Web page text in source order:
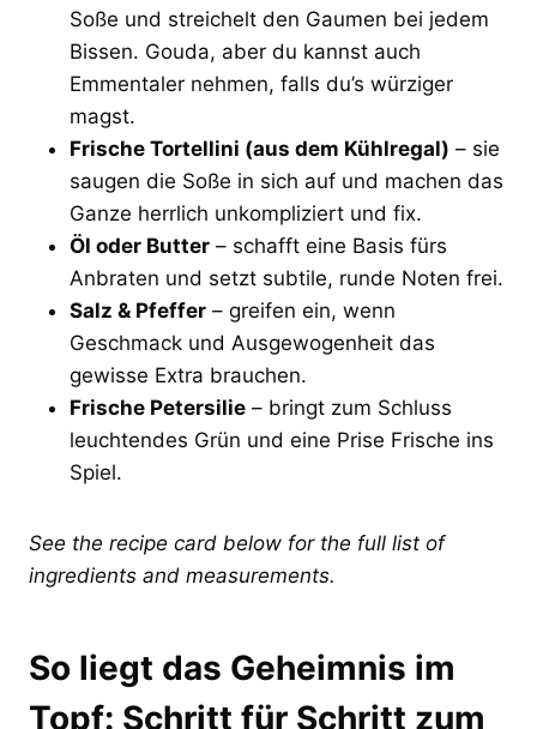
Soße und streichelt den Gaumen bei jedem
Bissen. Gouda, aber du kannst auch
Emmentaler nehmen, falls du’s würziger
magst.
Frische Tortellini (aus dem Kühlregal) – sie
saugen die Soße in sich auf und machen das
Ganze herrlich unkompliziert und fix.
Öl oder Butter – schafft eine Basis fürs
Anbraten und setzt subtile, runde Noten frei.
Salz & Pfeffer – greifen ein, wenn
Geschmack und Ausgewogenheit das
gewisse Extra brauchen.
Frische Petersilie – bringt zum Schluss
leuchtendes Grün und eine Prise Frische ins
Spiel.
See the recipe card below for the full list of
ingredients and measurements.
So liegt das Geheimnis im
Topf: Schritt für Schritt zum